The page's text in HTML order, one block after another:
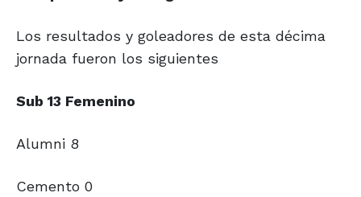
Los resultados y goleadores de esta décima
jornada fueron los siguientes
Sub 13 Femenino
Alumni 8
Cemento 0